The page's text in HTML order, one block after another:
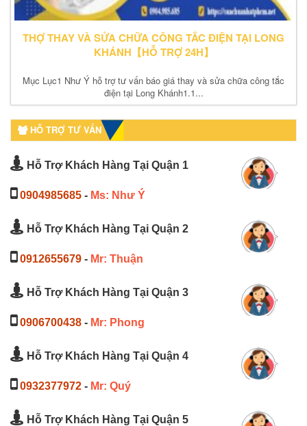
THỢ THAY VÀ SỬA CHỮA CÔNG TẮC ĐIỆN TẠI LONG
KHÁNH【HỖ TRỢ 24H】
Mục Lục1 Như Ý hỗ trợ tư vấn báo giá thay và sửa chữa công tắc
điện tại Long Khánh1.1...
HỖ TRỢ TƯ VẤN
Hỗ Trợ Khách Hàng Tại Quận 1
0904985685 - Ms: Như Ý
Hỗ Trợ Khách Hàng Tại Quận 2
0912655679 - Mr: Thuận
Hỗ Trợ Khách Hàng Tại Quận 3
0906700438 - Mr: Phong
Hỗ Trợ Khách Hàng Tại Quận 4
0932377972 - Mr: Quý
Hỗ Trợ Khách Hàng Tại Quận 5